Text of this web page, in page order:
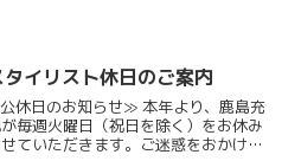
タイリスト休日のご案内
休日のお知らせ≫ 本年より、鹿島充
毎週火曜日（祝日を除く）をお休み
ていただきます。ご迷惑をおかけい